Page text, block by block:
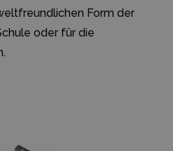
Form der
oder für die